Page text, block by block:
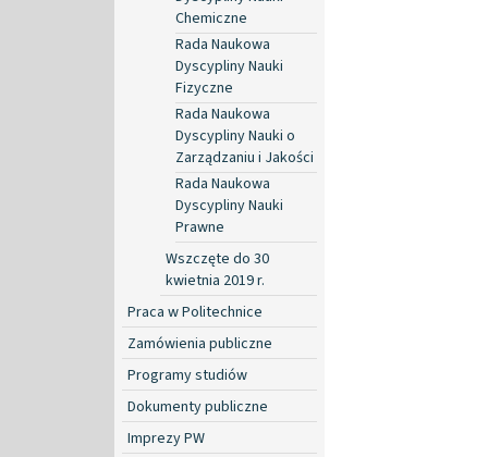
Chemiczne
Rada Naukowa
Dyscypliny Nauki
Fizyczne
Rada Naukowa
Dyscypliny Nauki o
Zarządzaniu i Jakości
Rada Naukowa
Dyscypliny Nauki
Prawne
Wszczęte do 30
kwietnia 2019 r.
Praca w Politechnice
Zamówienia publiczne
Programy studiów
Dokumenty publiczne
Imprezy PW